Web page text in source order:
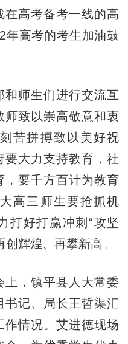
在高考备考一线的高
年高考的考生加油鼓
师生们进行交流互
师致以崇高敬意和衷
苦拼搏致以美好祝
要大力支持教育，社
，要千方百计为教育
高三师生要抢抓机
打好打赢冲刺“攻坚
辉煌、再攀新高。
，镇平县人大常委
书记、局长王哲渠汇
作情况。艾进德现场